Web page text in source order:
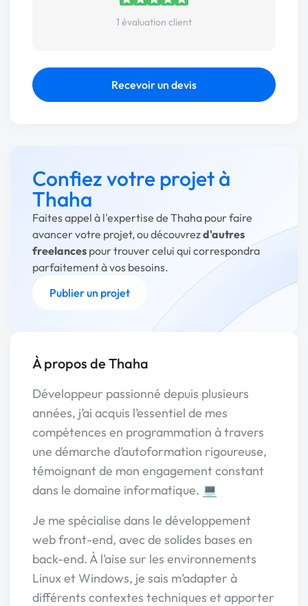
1 évaluation client
Recevoir un devis
Confiez votre projet à
Thaha
Faites appel à l'expertise de Thaha pour faire
avancer votre projet, ou découvrezd'autres
freelances pour trouver celui qui correspondra
parfaitement à vos besoins.
Publier un projet
À propos de Thaha
Développeur passionné depuis plusieurs
années, j’ai acquis l’essentiel de mes
compétences en programmation à travers
une démarche d’autoformation rigoureuse,
témoignant de mon engagement constant
dans le domaine informatique. 💻
Je me spécialise dans le développement
web front-end, avec de solides bases en
back-end. À l’aise sur les environnements
Linux et Windows, je sais m’adapter à
différents contextes techniques et apporter